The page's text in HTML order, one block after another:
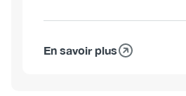
sur
et
En savoir plus
sur